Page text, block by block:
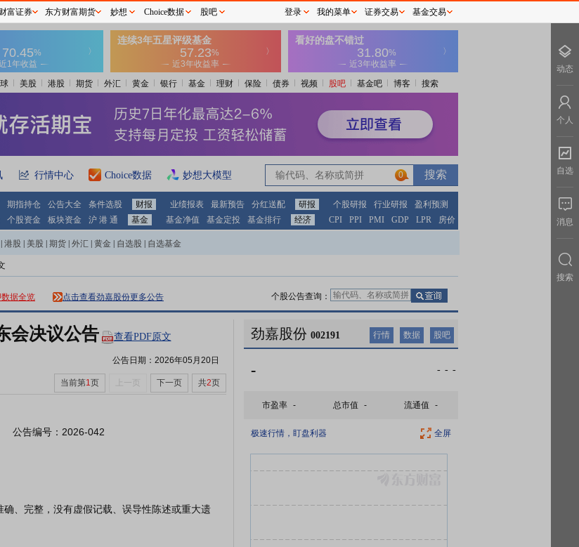
美股 港股 期货 外汇 黄金 银行 基金 理财 保险 债券 视频 股吧 基金吧 博客 搜索
行情中心 Choice数据 妙想大模型 0
期指持仓 公告大全 条件选股 财报 业绩报表 最新预告 分红送配 研报 个股研报 行业研报
盈利预测
个股资金 板块资金 沪 港 通 基金 基金净值 基金定投 基金排行 经济 CPI PPI PMI GDP LPR 房价
港股 美股 期货 外汇 黄金 自选股 自选基金
据全览 点击查看劲嘉股份更多公告 个股公告查询：
会决议公告 查看PDF原文
公告日期： 2026年05月20日
当前第1页 上一页 下一页 共2页
公告编号：2026-042
劲嘉股份 002191 行情 数据 股吧
- - - -
市盈率 - 总市值 - 流通值 -
极速行情，盯盘利器 全屏
富证券 东方财富期货 妙想 Choice数据 股吧 登录 我的菜单 证券交易 基金交易
动态
个人
自选
消息
搜索